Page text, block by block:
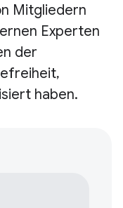
Mitgliedern
Experten
der
haben.